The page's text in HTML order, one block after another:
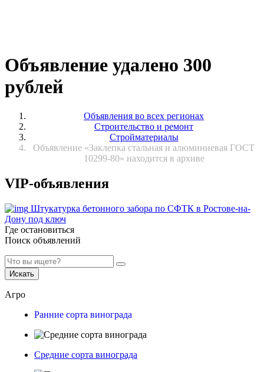
Объявление удалено 300
рублей
Объявления во всех регионах
Строительство и ремонт
Стройматериалы
Объявление «Заклепка стальная и алюминиевая ГОСТ
10299-80» находится в архиве
VIP-объявления
Штукатурка бетонного забора по СФТК в Ростове-на-
Дону под ключ
Где остановиться
Поиск объявлений
Искать
Агро
Ранние сорта винограда
Средние сорта винограда